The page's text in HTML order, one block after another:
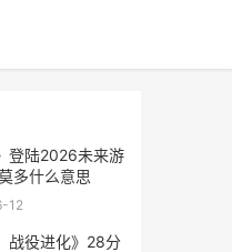
登陆2026未来游
多什么意思
12
战役进化》28分